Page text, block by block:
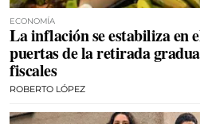
ECONOMÍA
La inflación se estabiliza en
puertas de la retirada
fiscales
ROBERTO LÓPEZ